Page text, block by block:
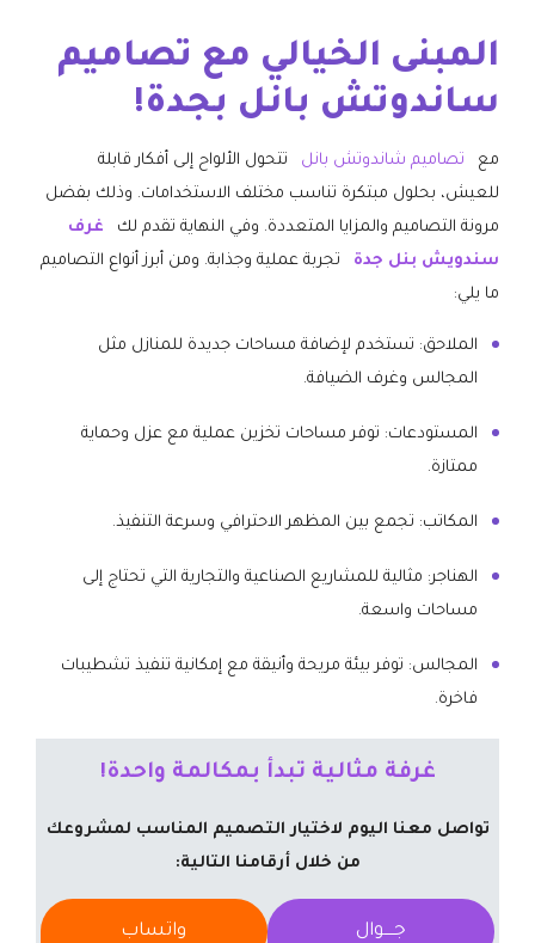
المبنى الخيالي مع تصاميم
ساندوتش بانل بجدة!
مع تصاميم شاندوتش بانل
تتحول الألواح إلى أفكار قابلة
للعيش، بحلول مبتكرة تناسب مختلف الاستخدامات. وذلك بفضل
مرونة التصاميم والمزايا المتعددة. وفي النهاية تقدم لك
غرف
سندويش بنل جدة
تجربة عملية وجذابة. ومن أبرز أنواع التصاميم
ما يلي:
الملاحق: تستخدم لإضافة مساحات جديدة للمنازل مثل
المجالس وغرف الضيافة.
المستودعات: توفر مساحات تخزين عملية مع عزل وحماية
ممتازة.
المكاتب: تجمع بين المظهر الاحترافي وسرعة التنفيذ.
الهناجر: مثالية للمشاريع الصناعية والتجارية التي تحتاج إلى
مساحات واسعة.
المجالس: توفر بيئة مريحة وأنيقة مع إمكانية تنفيذ تشطيبات
فاخرة.
غرفة مثالية تبدأ بمكالمة واحدة!
تواصل معنا اليوم لاختيار التصميم المناسب لمشروعك
من خلال أرقامنا التالية:
جــــوال واتساب